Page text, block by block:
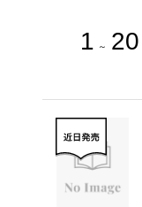
1 ～ 20